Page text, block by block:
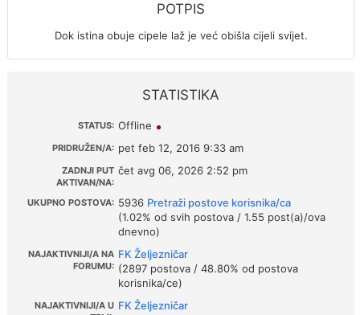
POTPIS
Dok istina obuje cipele laž je već obišla cijeli svijet.
STATISTIKA
STATUS: Offline
PRIDRUŽEN/A: pet feb 12, 2016 9:33 am
ZADNJI PUT
AKTIVAN/NA:
čet avg 06, 2026 2:52 pm
UKUPNO POSTOVA: 5936 Pretraži postove korisnika/ca
(1.02% od svih postova / 1.55 post(a)/ova
dnevno)
NAJAKTIVNIJI/A NA
FORUMU:
FK Željezničar
(2897 postova / 48.80% od postova
korisnika/ce)
NAJAKTIVNIJI/A U FK Željezničar